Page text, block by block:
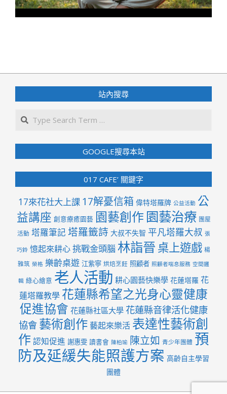
08-
25
站內搜尋
GOOGLE搜尋本站
017 CAFE’ 關鍵字
17來花社大上課 17解憂信箱 偉特塔羅牌 公益活動 公
益講座 創意療癒園藝 園藝創作 園藝治療 團屋
活動 塔羅筆記 塔羅籤詩 大叔不失智 平凡塔羅大叔 張
巧鈴 憶起來耕心挑戰金頭腦 林詣晉桌上遊戲 楊
雅筑 榮格 樂齡桌遊 江紫寧 烘焙烹飪 照顧者 照顧者喘息服務 空間邏
輯 綠心繪意 老人活動 耕心園藝快樂學 花蓮塔羅 花
蓮塔羅教學 花蓮縣希望之光身心靈健康
促進協會 花蓮縣社區大學 花蓮縣音律活化健康
協會 藝術創作藝起來樂活 表達性藝術創
作 認知促進 謝惠雯 讀書會 陳柏瑜 陳立如 青少年團體 預
防及延緩失能照護方案 高齡自主學習
團體